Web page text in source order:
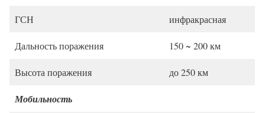
ГСН инфракрасная
Дальность поражения 150 ~ 200 км
Высота поражения до 250 км
Мобильность